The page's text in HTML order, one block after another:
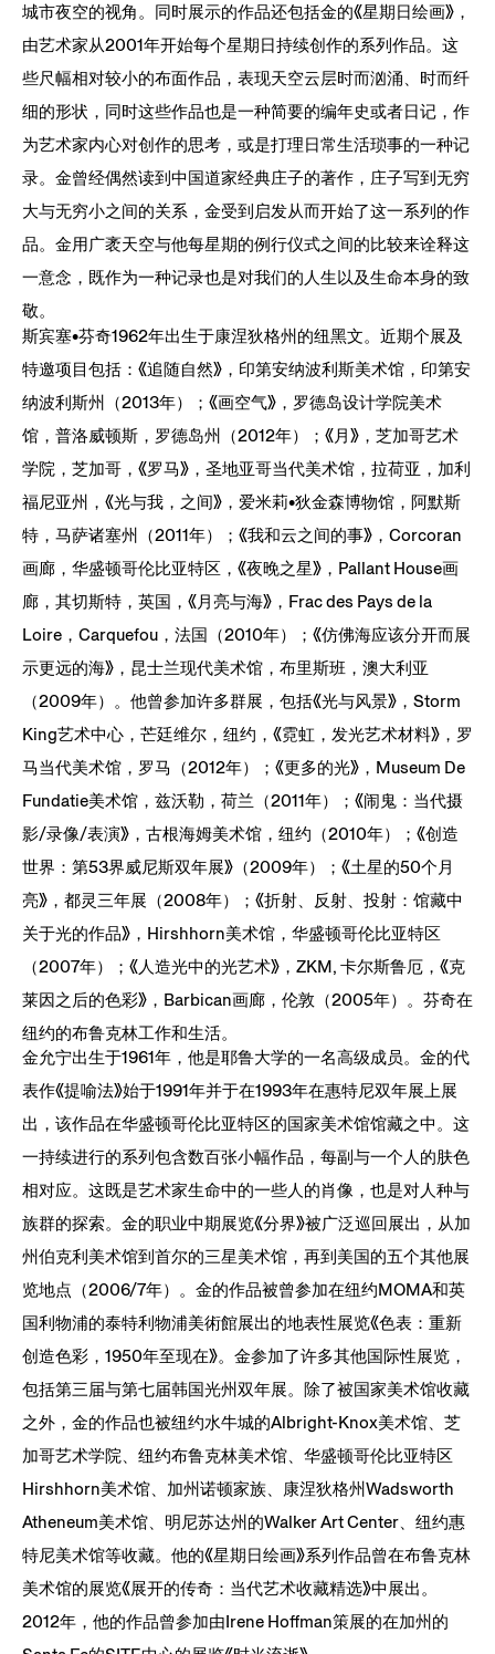
城市夜空的视角。同时展示的作品还包括金的《星期日绘画》，
由艺术家从2001年开始每个星期日持续创作的系列作品。这
些尺幅相对较小的布面作品，表现天空云层时而汹涌、时而纤
细的形状，同时这些作品也是一种简要的编年史或者日记，作
为艺术家内心对创作的思考，或是打理日常生活琐事的一种记
录。金曾经偶然读到中国道家经典庄子的著作，庄子写到无穷
大与无穷小之间的关系，金受到启发从而开始了这一系列的作
品。金用广袤天空与他每星期的例行仪式之间的比较来诠释这
一意念，既作为一种记录也是对我们的人生以及生命本身的致
敬。
斯宾塞•芬奇1962年出生于康涅狄格州的纽黑文。近期个展及
特邀项目包括：《追随自然》，印第安纳波利斯美术馆，印第安
纳波利斯州（2013年）；《画空气》，罗德岛设计学院美术
馆，普洛威顿斯，罗德岛州（2012年）；《月》，芝加哥艺术
学院，芝加哥，《罗马》，圣地亚哥当代美术馆，拉荷亚，加利
福尼亚州，《光与我，之间》，爱米莉•狄金森博物馆，阿默斯
特，马萨诸塞州（2011年）；《我和云之间的事》，Corcoran
画廊，华盛顿哥伦比亚特区，《夜晚之星》，Pallant House画
廊，其切斯特，英国，《月亮与海》，Frac des Pays de la
Loire，Carquefou，法国（2010年）；《仿佛海应该分开而展
示更远的海》，昆士兰现代美术馆，布里斯班，澳大利亚
（2009年）。他曾参加许多群展，包括《光与风景》，Storm
King艺术中心，芒廷维尔，纽约，《霓虹，发光艺术材料》，罗
马当代美术馆，罗马（2012年）；《更多的光》，Museum De
Fundatie美术馆，兹沃勒，荷兰（2011年）；《闹鬼：当代摄
影/录像/表演》，古根海姆美术馆，纽约（2010年）；《创造
世界：第53界威尼斯双年展》（2009年）；《土星的50个月
亮》，都灵三年展（2008年）；《折射、反射、投射：馆藏中
关于光的作品》，Hirshhorn美术馆，华盛顿哥伦比亚特区
（2007年）；《人造光中的光艺术》，ZKM, 卡尔斯鲁厄，《克
莱因之后的色彩》，Barbican画廊，伦敦（2005年）。芬奇在
纽约的布鲁克林工作和生活。
金允宁出生于1961年，他是耶鲁大学的一名高级成员。金的代
表作《提喻法》始于1991年并于在1993年在惠特尼双年展上展
出，该作品在华盛顿哥伦比亚特区的国家美术馆馆藏之中。这
一持续进行的系列包含数百张小幅作品，每副与一个人的肤色
相对应。这既是艺术家生命中的一些人的肖像，也是对人种与
族群的探索。金的职业中期展览《分界》被广泛巡回展出，从加
州伯克利美术馆到首尔的三星美术馆，再到美国的五个其他展
览地点（2006/7年）。金的作品被曾参加在纽约MOMA和英
国利物浦的泰特利物浦美術館展出的地表性展览《色表：重新
创造色彩，1950年至现在》。金参加了许多其他国际性展览，
包括第三届与第七届韩国光州双年展。除了被国家美术馆收藏
之外，金的作品也被纽约水牛城的Albright-Knox美术馆、芝
加哥艺术学院、纽约布鲁克林美术馆、华盛顿哥伦比亚特区
Hirshhorn美术馆、加州诺顿家族、康涅狄格州Wadsworth
Atheneum美术馆、明尼苏达州的Walker Art Center、纽约惠
特尼美术馆等收藏。他的《星期日绘画》系列作品曾在布鲁克林
美术馆的展览《展开的传奇：当代艺术收藏精选》中展出。
2012年，他的作品曾参加由Irene Hoffman策展的在加州的